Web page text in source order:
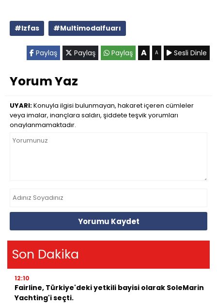
#Izfas #Multimodalfuarı
Paylaş Paylaş Paylaş A A Sesli Dinle
Yorum Yaz
UYARI:Konuyla ilgisi bulunmayan, hakaret içeren cümleler
veya imalar, inançlara saldırı, şiddete teşvik yorumları
onaylanmamaktadır.
Yorumu Kaydet
Son Dakika
12:10
Fairline, Türkiye'deki yetkili bayisi olarak SoleMarin
Yachting'i seçti.